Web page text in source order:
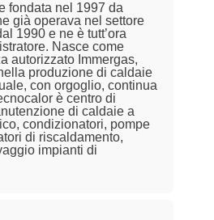
fondata nel 1997 da
già operava nel settore
1990 e ne è tutt’ora
Nasce come
autorizzato Immergas,
produzione di caldaie
con orgoglio, continua
è centro di
di caldaie a
condizionatori, pompe
di riscaldamento,
impianti di